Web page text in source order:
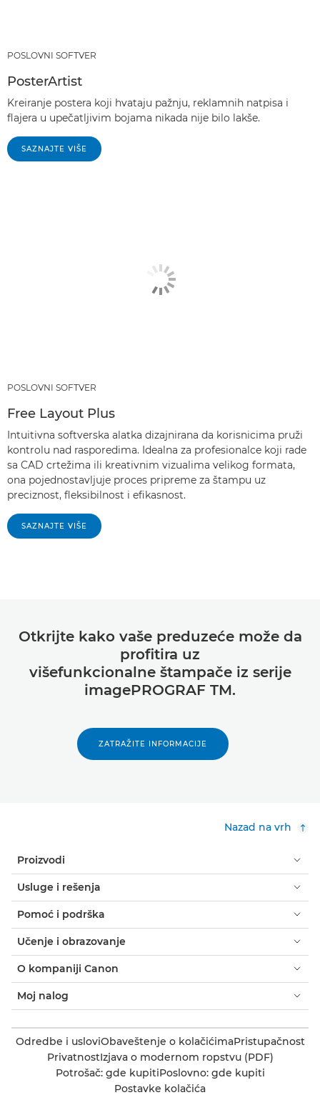
POSLOVNI SOFTVER
PosterArtist
Kreiranje postera koji hvataju pažnju, reklamnih natpisa i
flajera u upečatljivim bojama nikada nije bilo lakše.
SAZNAJTE VIŠE
POSLOVNI SOFTVER
Free Layout Plus
Intuitivna softverska alatka dizajnirana da korisnicima pruži
kontrolu nad rasporedima. Idealna za profesionalce koji rade
sa CAD crtežima ili kreativnim vizualima velikog formata,
ona pojednostavljuje proces pripreme za štampu uz
preciznost, fleksibilnost i efikasnost.
SAZNAJTE VIŠE
Otkrijte kako vaše preduzeće može da
profitira uz
višefunkcionalne štampače iz serije
imagePROGRAF TM.
ZATRAŽITE INFORMACIJE
Nazad na vrh
Proizvodi
Usluge i rešenja
Pomoć i podrška
Učenje i obrazovanje
O kompaniji Canon
Moj nalog
Odredbe i usloviObaveštenje o kolačićimaPristupačnost
PrivatnostIzjava o modernom ropstvu (PDF)
Potrošač: gde kupitiPoslovno: gde kupiti
Postavke kolačića